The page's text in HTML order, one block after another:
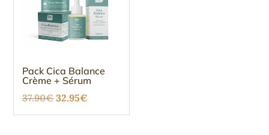
Pack Cica Balance
Crème + Sérum
37.90€Le
prix
32.95€
prix